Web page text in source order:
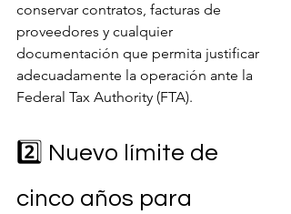
conservar contratos, facturas de
proveedores y cualquier
documentación que permita justificar
adecuadamente la operación ante la
Federal Tax Authority (FTA).
2️⃣ Nuevo límite de
cinco años para